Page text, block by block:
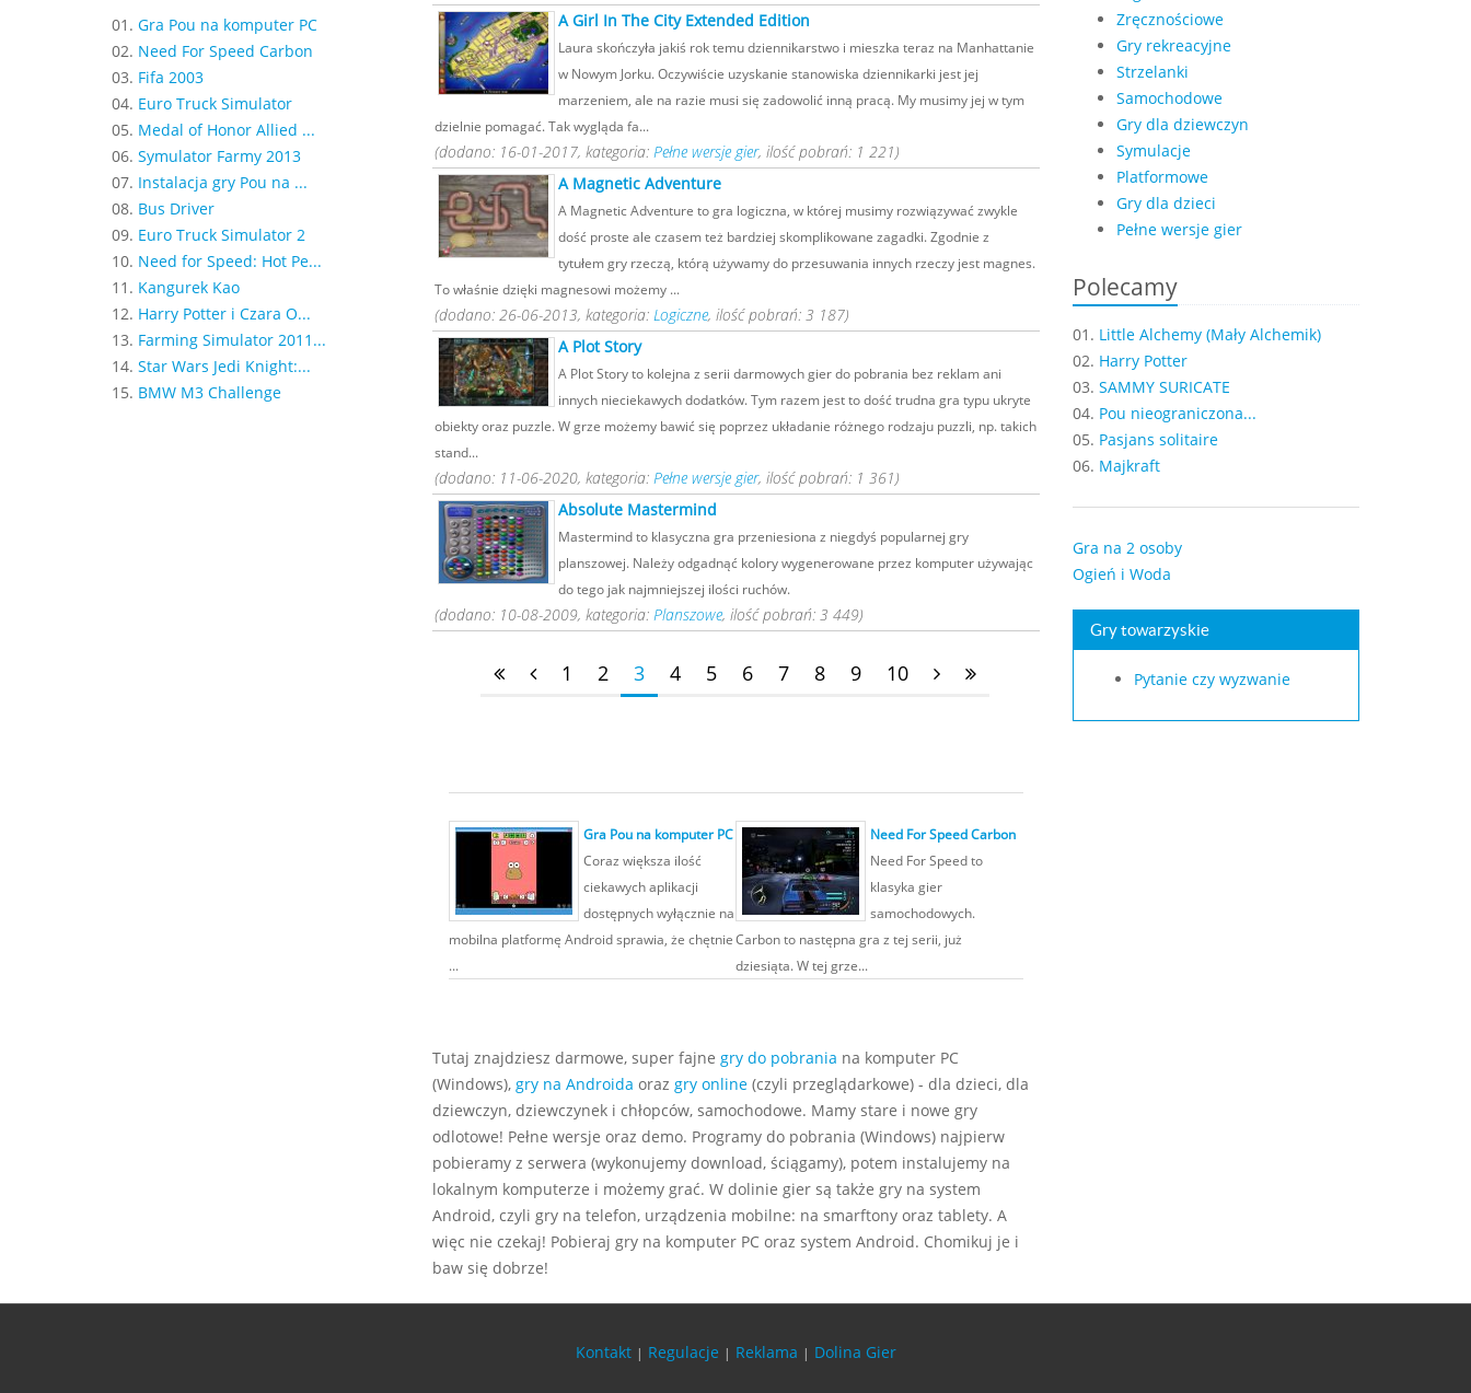
01. Gra Pou na komputer PC
02. Need For Speed Carbon
03. Fifa 2003
04. Euro Truck Simulator
05. Medal of Honor Allied ...
06. Symulator Farmy 2013
07. Instalacja gry Pou na ...
08. Bus Driver
09. Euro Truck Simulator 2
10. Need for Speed: Hot Pe...
11. Kangurek Kao
12. Harry Potter i Czara O...
13. Farming Simulator 2011...
14. Star Wars Jedi Knight:...
15. BMW M3 Challenge
A Girl In The City Extended Edition
Laura skończyła jakiś rok temu dziennikarstwo i mieszka teraz na Manhattanie
w Nowym Jorku. Oczywiście uzyskanie stanowiska dziennikarki jest jej
marzeniem, ale na razie musi się zadowolić inną pracą. My musimy jej w tym
dzielnie pomagać. Tak wygląda fa...
(dodano: 16-01-2017, kategoria: Pełne wersje gier, ilość pobrań: 1 221)
A Magnetic Adventure
A Magnetic Adventure to gra logiczna, w której musimy rozwiązywać zwykle
dość proste ale czasem też bardziej skomplikowane zagadki. Zgodnie z
tytułem gry rzeczą, którą używamy do przesuwania innych rzeczy jest magnes.
To właśnie dzięki magnesowi możemy ...
(dodano: 26-06-2013, kategoria: Logiczne, ilość pobrań: 3 187)
A Plot Story
A Plot Story to kolejna z serii darmowych gier do pobrania bez reklam ani
innych nieciekawych dodatków. Tym razem jest to dość trudna gra typu ukryte
obiekty oraz puzzle. W grze możemy bawić się poprzez układanie różnego rodzaju puzzli, np. takich
stand...
(dodano: 11-06-2020, kategoria: Pełne wersje gier, ilość pobrań: 1 361)
Absolute Mastermind
Mastermind to klasyczna gra przeniesiona z niegdyś popularnej gry
planszowej. Należy odgadnąć kolory wygenerowane przez komputer używając
do tego jak najmniejszej ilości ruchów.
(dodano: 10-08-2009, kategoria: Planszowe, ilość pobrań: 3 449)
1 2 3 4 5 6 7 8 9 10
Gra Pou na komputer PC
Coraz większa ilość
ciekawych aplikacji
dostępnych wyłącznie na
mobilna platformę Android sprawia, że chętnie
...
Need For Speed Carbon
Need For Speed to
klasyka gier
samochodowych.
Carbon to następna gra z tej serii, już
dziesiąta. W tej grze...
Tutaj znajdziesz darmowe, super fajne gry do pobrania na komputer PC
(Windows), gry na Androida oraz gry online(czyli przeglądarkowe) - dla dzieci, dla
dziewczyn, dziewczynek i chłopców, samochodowe. Mamy stare i nowe gry
odlotowe! Pełne wersje oraz demo. Programy do pobrania (Windows) najpierw
pobieramy z serwera (wykonujemy download, ściągamy), potem instalujemy na
lokalnym komputerze i możemy grać. W dolinie gier są także gry na system
Android, czyli gry na telefon, urządzenia mobilne: na smarftony oraz tablety. A
więc nie czekaj! Pobieraj gry na komputer PC oraz system Android. Chomikuj je i
baw się dobrze!
Zręcznościowe
Gry rekreacyjne
Strzelanki
Samochodowe
Gry dla dziewczyn
Symulacje
Platformowe
Gry dla dzieci
Pełne wersje gier
Polecamy
01. Little Alchemy (Mały Alchemik)
02. Harry Potter
03. SAMMY SURICATE
04. Pou nieograniczona...
05. Pasjans solitaire
06. Majkraft
Gra na 2 osoby
Ogień i Woda
Gry towarzyskie
Pytanie czy wyzwanie
Kontakt | Regulacje | Reklama | Dolina Gier